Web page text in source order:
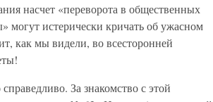
насчет «переворота в общественных
истерически кричать об ужасном
как мы видели, во всесторонней
За знакомство с этой